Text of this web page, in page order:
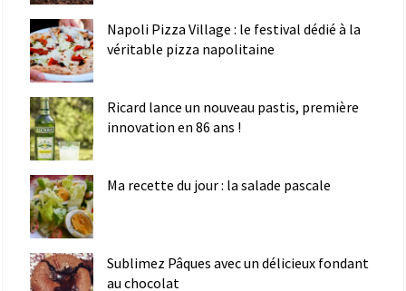
Napoli Pizza Village : le festival dédié à la
véritable pizza napolitaine
Ricard lance un nouveau pastis, première
innovation en 86 ans !
Ma recette du jour : la salade pascale
Sublimez Pâques avec un délicieux fondant
au chocolat